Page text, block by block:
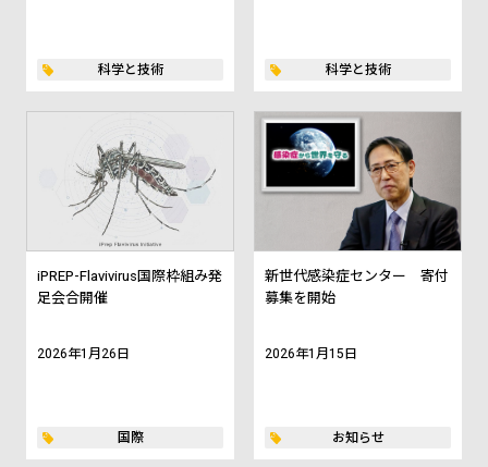
科学と技術 科学と技術
iPREP-Flavivirus国際枠組み発
足会合開催
2026年1月26日
国際
新世代感染症センター 寄付
募集を開始
2026年1月15日
お知らせ